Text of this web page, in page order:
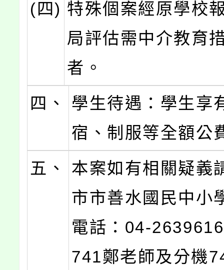
(四) 特殊個案經原學校
局評估需中介教育
者。
四、
學生待遇：學生享
宿、制服等全額公
五、
本案如有相關疑義
市市善水國民中小
電話：04-
741鄭老師及分機